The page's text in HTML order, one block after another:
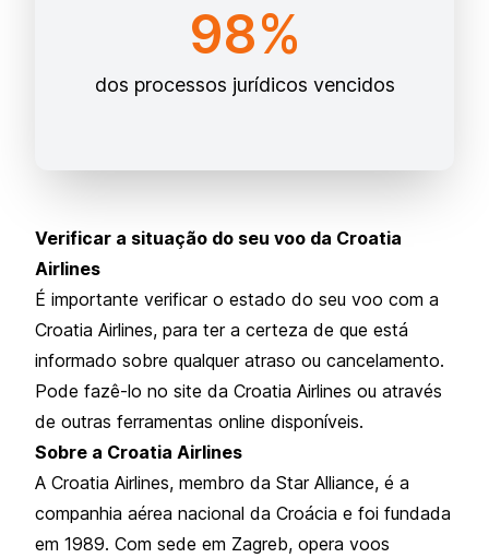
98%
dos processos jurídicos vencidos
Verificar a situação do seu voo da Croatia
Airlines
É importante verificar o estado do seu voo com a
Croatia Airlines, para ter a certeza de que está
informado sobre qualquer atraso ou cancelamento.
Pode fazê-lo no site da Croatia Airlines ou através
de outras ferramentas online disponíveis.
Sobre a Croatia Airlines
A Croatia Airlines, membro da Star Alliance, é a
companhia aérea nacional da Croácia e foi fundada
em 1989. Com sede em Zagreb, opera voos